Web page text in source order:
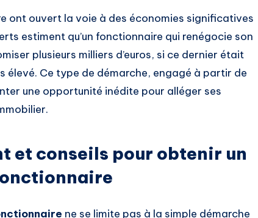
ont ouvert la voie à des économies significatives
estiment qu’un fonctionnaire qui renégocie son
plusieurs milliers d’euros, si ce dernier était
élevé. Ce type de démarche, engagé à partir de
une opportunité inédite pour alléger ses
et conseils pour obtenir un
ne se limite pas à la simple démarche